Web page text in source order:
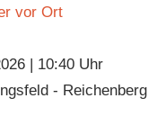
vor Ort
| 10:40 Uhr
- Reichenberg